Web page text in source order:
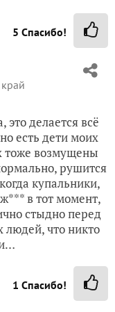
5 Спасибо!
делается всё
есть дети моих
тоже возмущены
рушится
купальники,
в тот момент,
стыдно перед
что никто
1 Спасибо!